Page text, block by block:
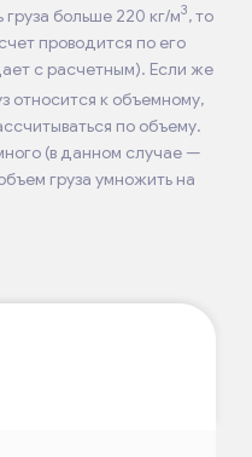
больше 220 кг/м3, то
проводится по его
с расчетным). Если же
относится к объемному,
по объему.
(в данном случае —
груза умножить на